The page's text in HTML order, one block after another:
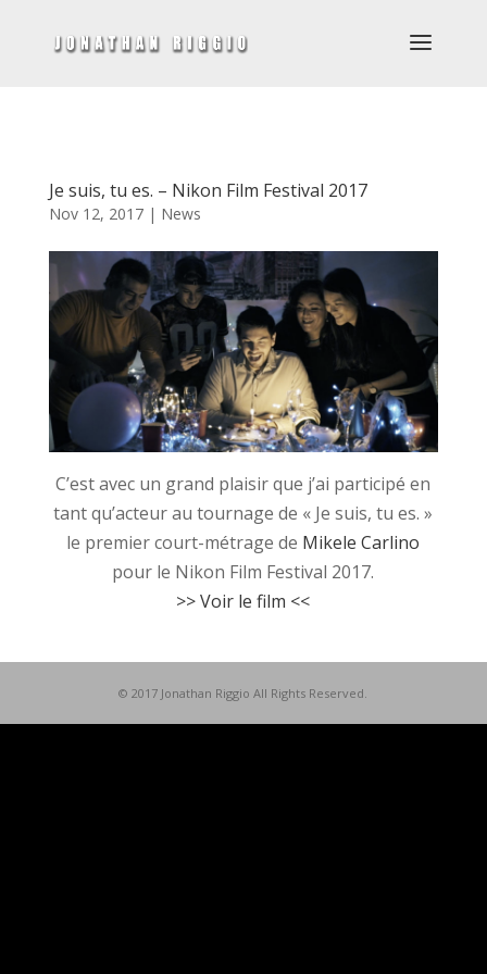
Je suis, tu es. – Nikon Film Festival 2017
Nov 12, 2017| News
C’est avec un grand plaisir que j’ai participé en
tant qu’acteur au tournage de « Je suis, tu es. »
le premier court-métrage de Mikele Carlino
pour le Nikon Film Festival 2017.
>> Voir le film <<
© 2017 Jonathan Riggio All Rights Reserved.